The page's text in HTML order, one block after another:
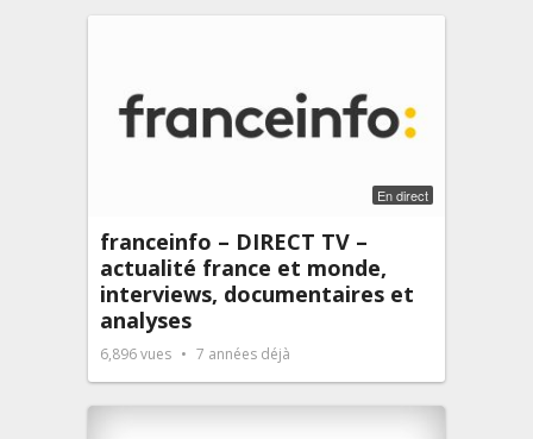
En direct
franceinfo – DIRECT TV –
actualité france et monde,
interviews, documentaires et
analyses
6,896vues 7 années déjà